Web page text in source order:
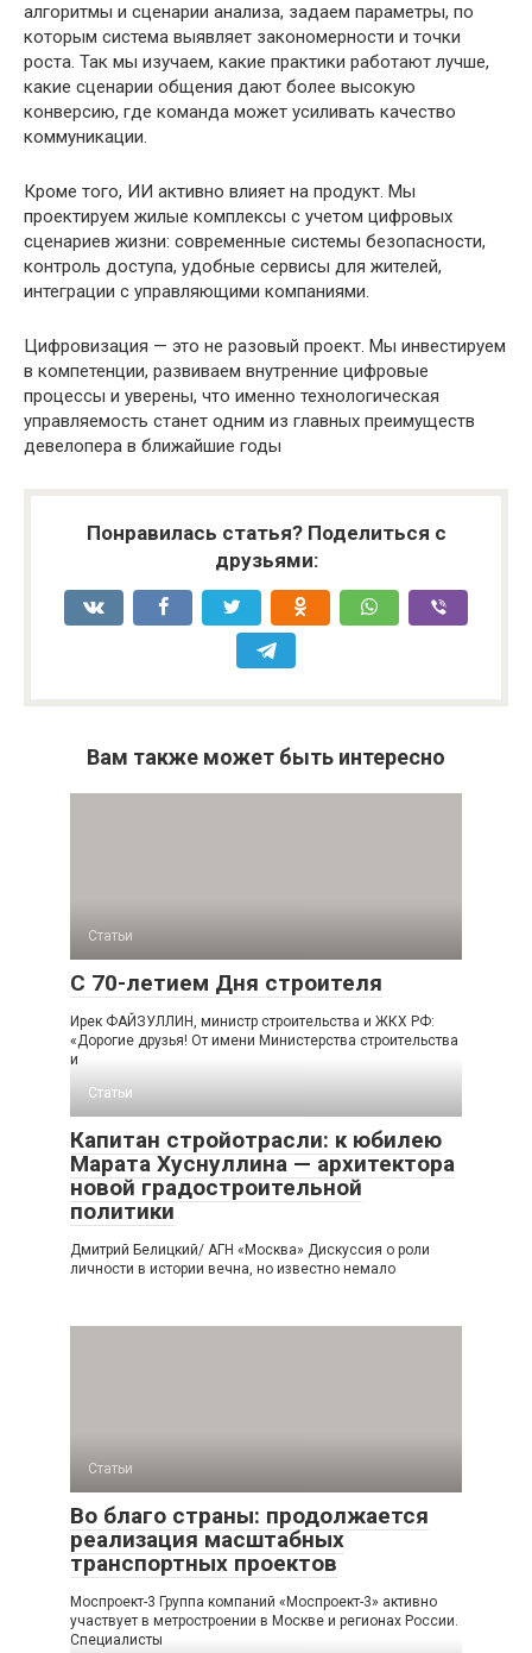
алгоритмы и сценарии анализа, задаем параметры, по
которым система выявляет закономерности и точки
роста. Так мы изучаем, какие практики работают лучше,
какие сценарии общения дают более высокую
конверсию, где команда может усиливать качество
коммуникации.
Кроме того, ИИ активно влияет на продукт. Мы
проектируем жилые комплексы с учетом цифровых
сценариев жизни: современные системы безопасности,
контроль доступа, удобные сервисы для жителей,
интеграции с управляющими компаниями.
Цифровизация — это не разовый проект. Мы инвестируем
в компетенции, развиваем внутренние цифровые
процессы и уверены, что именно технологическая
управляемость станет одним из главных преимуществ
девелопера в ближайшие годы
Понравилась статья? Поделиться с
друзьями:
Вам также может быть интересно
Статьи
С 70-летием Дня строителя
Ирек ФАЙЗУЛЛИН, министр строительства и ЖКХ РФ:
«Дорогие друзья! От имени Министерства строительства
и
Статьи
Капитан стройотрасли: к юбилею
Марата Хуснуллина — архитектора
новой градостроительной
политики
Дмитрий Белицкий/ АГН «Москва» Дискуссия о роли
личности в истории вечна, но известно немало
Статьи
Во благо страны: продолжается
реализация масштабных
транспортных проектов
Моспроект-3 Группа компаний «Моспроект-3» активно
участвует в метростроении в Москве и регионах России.
Специалисты